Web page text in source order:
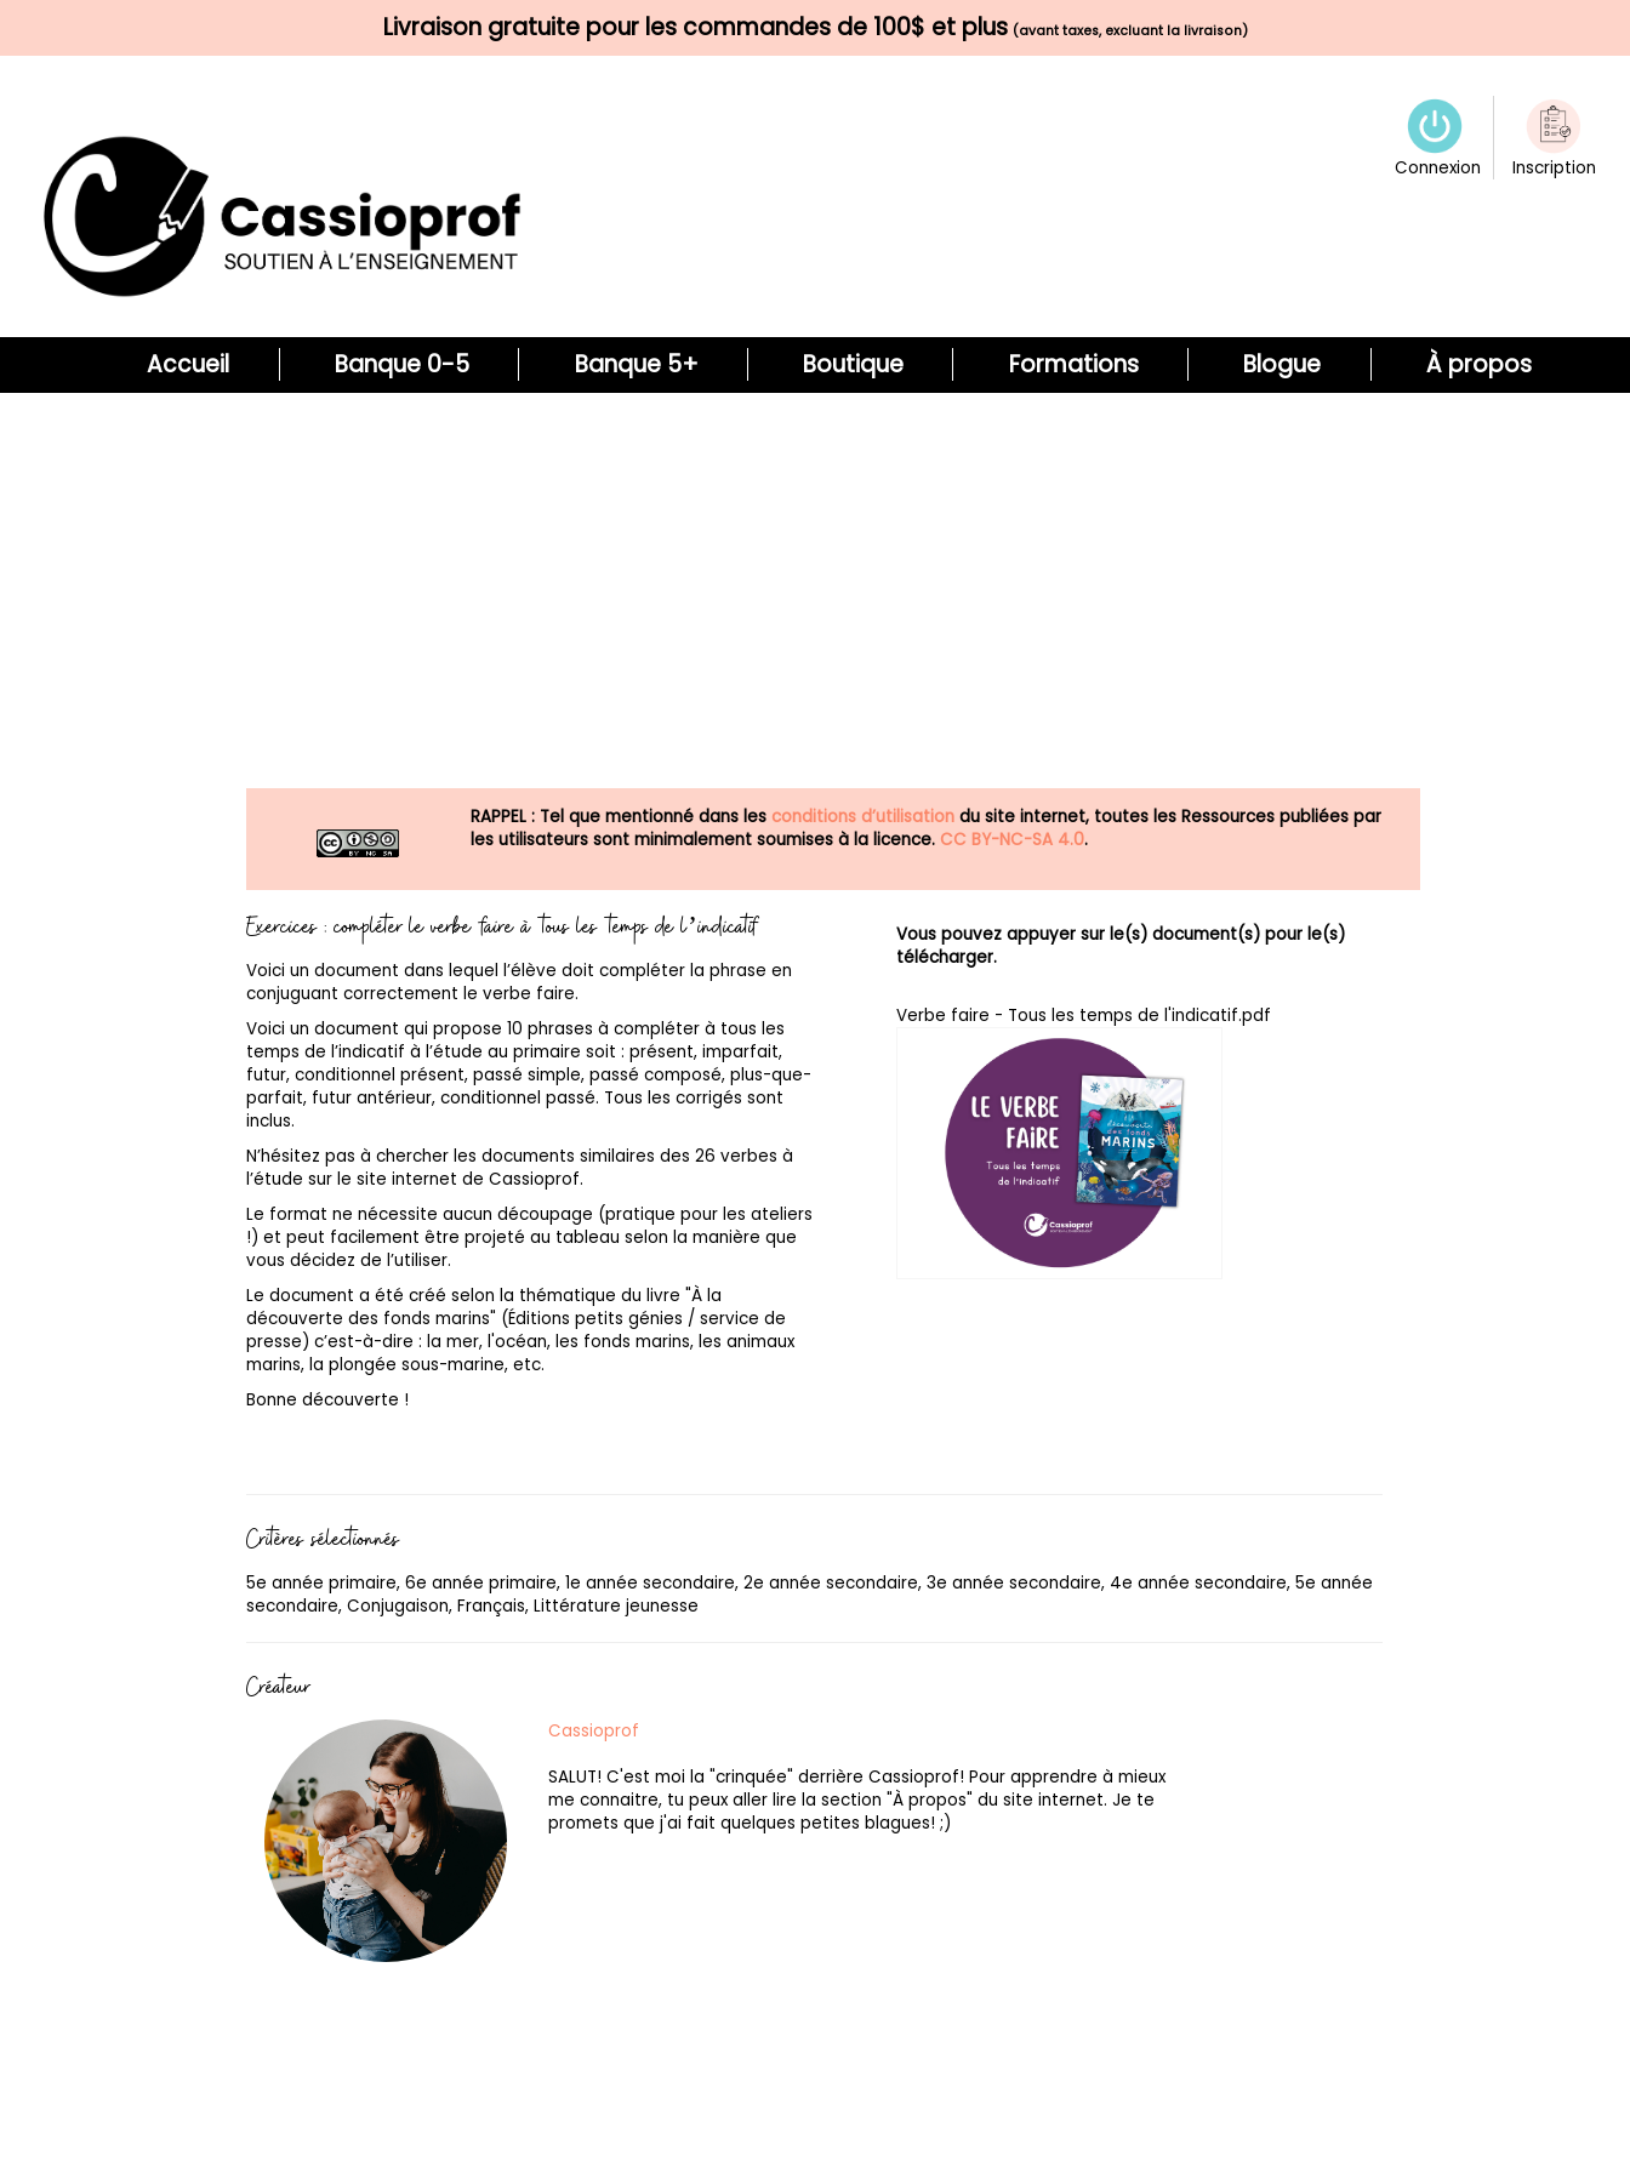
Livraison gratuite pour les commandes de 100$ et plus (avant taxes, excluant la livraison)
Connexion Inscription
Accueil Banque 0-5 Banque 5+ Boutique Formations Blogue À propos
RAPPEL : Tel que mentionné dans les conditions d’utilisation du site internet, toutes les Ressources publiées par
les utilisateurs sont minimalement soumises à la licence. CC BY-NC-SA 4.0.
Exercices : compléter le verbe faire à tous les temps de l’indicatif
Voici un document dans lequel l’élève doit compléter la phrase en
conjuguant correctement le verbe faire.
Voici un document qui propose 10 phrases à compléter à tous les
temps de l’indicatif à l’étude au primaire soit : présent, imparfait,
futur, conditionnel présent, passé simple, passé composé, plus-que-
parfait, futur antérieur, conditionnel passé. Tous les corrigés sont
inclus.
N’hésitez pas à chercher les documents similaires des 26 verbes à
l’étude sur le site internet de Cassioprof.
Le format ne nécessite aucun découpage (pratique pour les ateliers
!) et peut facilement être projeté au tableau selon la manière que
vous décidez de l’utiliser.
Le document a été créé selon la thématique du livre "À la
découverte des fonds marins" (Éditions petits génies / service de
presse) c’est-à-dire : la mer, l'océan, les fonds marins, les animaux
marins, la plongée sous-marine, etc.
Bonne découverte !
Vous pouvez appuyer sur le(s) document(s) pour le(s)
télécharger.
Verbe faire - Tous les temps de l'indicatif.pdf
Critères sélectionnés
5e année primaire, 6e année primaire, 1e année secondaire, 2e année secondaire, 3e année secondaire, 4e année secondaire, 5e année
secondaire, Conjugaison, Français, Littérature jeunesse
Créateur
Cassioprof
SALUT! C'est moi la "crinquée" derrière Cassioprof! Pour apprendre à mieux
me connaitre, tu peux aller lire la section "À propos" du site internet. Je te
promets que j'ai fait quelques petites blagues! ;)